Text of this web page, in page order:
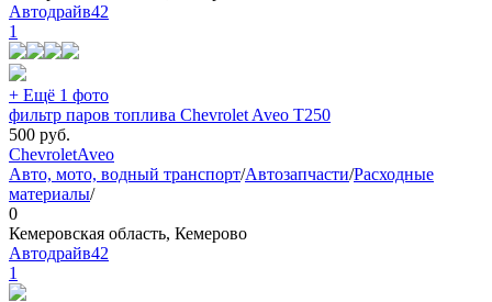
Автодрайв42
1
+ Ещё 1 фото
фильтр паров топлива Chevrolet Aveo T250
500 руб.
ChevroletAveo
Авто, мото, водный транспорт/Автозапчасти/Расходные
материалы/
0
Кемеровская область, Кемерово
Автодрайв42
1